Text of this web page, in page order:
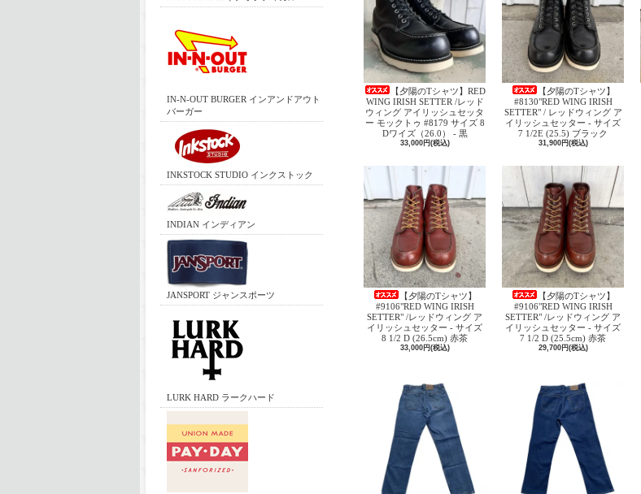
IN-N-OUT BURGER インアンドアウト
バーガー
INKSTOCK STUDIO インクストック
INDIAN インディアン
JANSPORT ジャンスポーツ
LURK HARD ラークハード
【夕陽のTシャツ】RED
WING IRISH SETTER /レッド
ウィング アイリッシュセッタ
ー モックトゥ #8179 サイズ 8
Dワイズ（26.0） - 黒
33,000円(税込)
【夕陽のTシャツ】
#8130"RED WING IRISH
SETTER" / レッドウィング ア
イリッシュセッター - サイズ
7 1/2E (25.5) ブラック
31,900円(税込)
【夕陽のTシャツ】
#9106"RED WING IRISH
SETTER" /レッドウィング ア
イリッシュセッター - サイズ
8 1/2 D (26.5cm) 赤茶
33,000円(税込)
【夕陽のTシャツ】
#9106"RED WING IRISH
SETTER" /レッドウィング ア
イリッシュセッター - サイズ
7 1/2 D (25.5cm) 赤茶
29,700円(税込)